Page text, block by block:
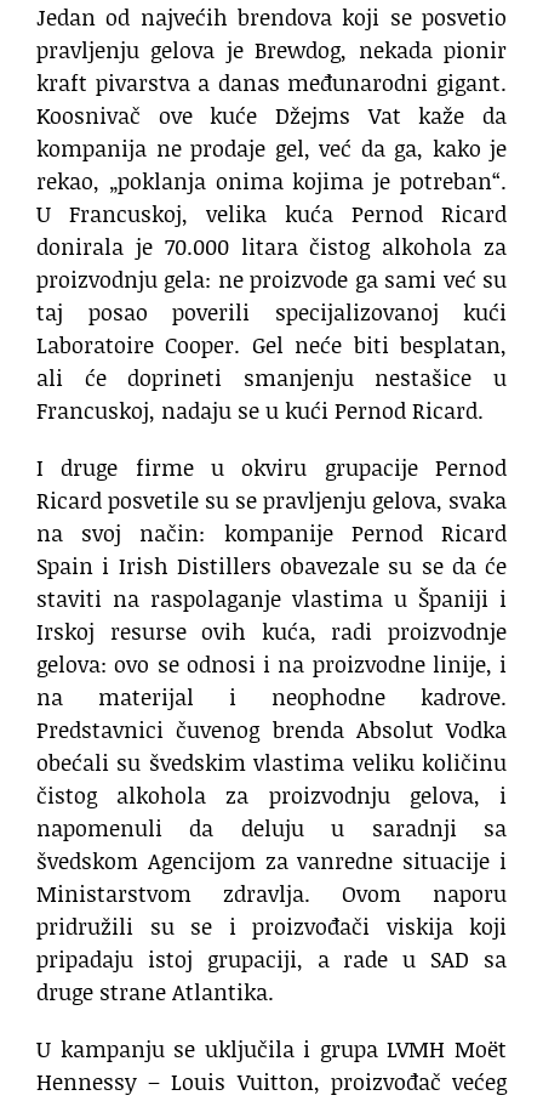
Jedan od najvećih brendova koji se posvetio
pravljenju gelova je Brewdog, nekada pionir
kraft pivarstva a danas međunarodni gigant.
Koosnivač ove kuće Džejms Vat kaže da
kompanija ne prodaje gel, već da ga, kako je
rekao, „poklanja onima kojima je potreban“.
U Francuskoj, velika kuća Pernod Ricard
donirala je 70.000 litara čistog alkohola za
proizvodnju gela: ne proizvode ga sami već su
taj posao poverili specijalizovanoj kući
Laboratoire Cooper. Gel neće biti besplatan,
ali će doprineti smanjenju nestašice u
Francuskoj, nadaju se u kući Pernod Ricard.
I druge firme u okviru grupacije Pernod
Ricard posvetile su se pravljenju gelova, svaka
na svoj način: kompanije Pernod Ricard
Spain i Irish Distillers obavezale su se da će
staviti na raspolaganje vlastima u Španiji i
Irskoj resurse ovih kuća, radi proizvodnje
gelova: ovo se odnosi i na proizvodne linije, i
na materijal i neophodne kadrove.
Predstavnici čuvenog brenda Absolut Vodka
obećali su švedskim vlastima veliku količinu
čistog alkohola za proizvodnju gelova, i
napomenuli da deluju u saradnji sa
švedskom Agencijom za vanredne situacije i
Ministarstvom zdravlja. Ovom naporu
pridružili su se i proizvođači viskija koji
pripadaju istoj grupaciji, a rade u SAD sa
druge strane Atlantika.
U kampanju se uključila i grupa LVMH Moët
Hennessy – Louis Vuitton, proizvođač većeg